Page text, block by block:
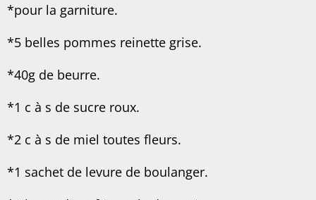
*pour la garniture.
*5 belles pommes reinette grise.
*40g de beurre.
*1 c à s de sucre roux.
*2 c à s de miel toutes fleurs.
*1 sachet de levure de boulanger.